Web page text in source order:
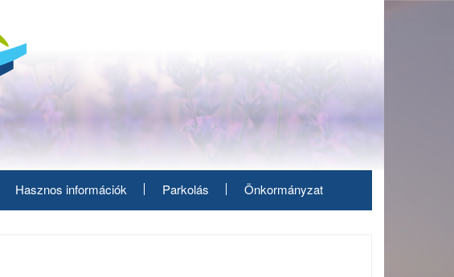
Hasznos információk Parkolás Önkormányzat